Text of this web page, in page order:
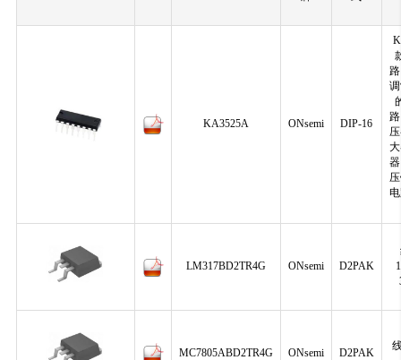
KA3525A ONsemi DIP-16
LM317BD2TR4G ONsemi D2PAK
MC7805ABD2TR4G ONsemi D2PAK